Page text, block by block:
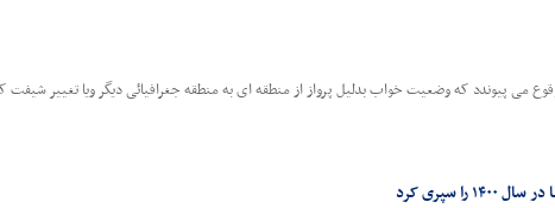
می­ پیوندد که وضعیت خواب بدلیل پرواز از منطقه ای به منطقه جغرافیائی دیگر ویا تغییر
سپری کرد